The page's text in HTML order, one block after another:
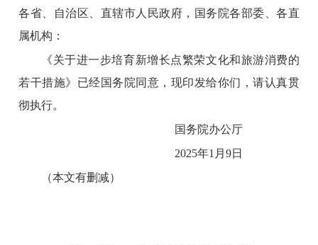
各省、自治区、直辖市人民政府，国务院各部委、各直
属机构：
《关于进一步培育新增长点繁荣文化和旅游消费的
若干措施》已经国务院同意，现印发给你们，请认真贯
彻执行。
国务院办公厅
2025年1月9日
（本文有删减）